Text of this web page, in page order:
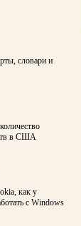
словари и
в США
как у
с Windows